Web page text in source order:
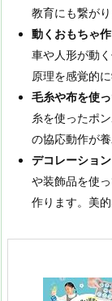
教育にも繋がり
動くおもちゃ
車や人形が動
原理を感覚的
毛糸や布を使
糸を使ったポ
の協応動作が養
デコレーショ
や装飾品を使
作ります。美